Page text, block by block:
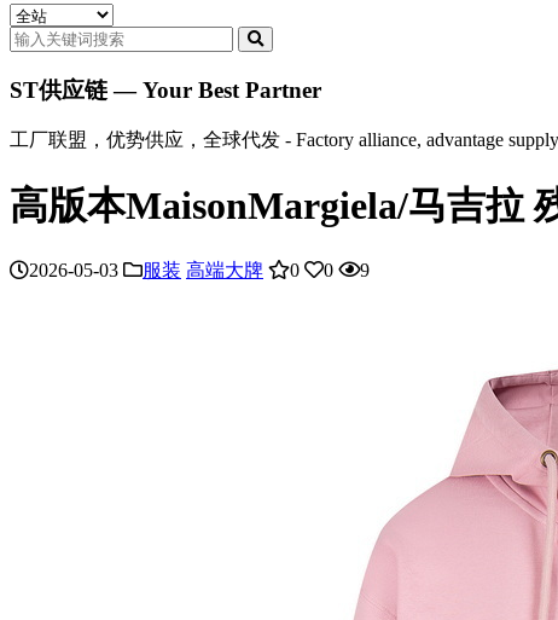
ST供应链 — Your Best Partner
工厂联盟，优势供应，全球代发 - Factory alliance, advantage
高版本MaisonMargiela/马吉拉
2026-05-03 服装 高端大牌 0 0 9